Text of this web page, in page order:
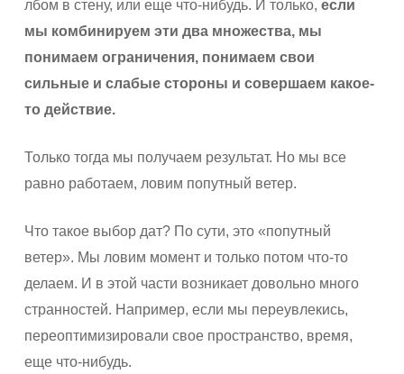
лбом в стену, или еще что-нибудь. И только, если
мы комбинируем эти два множества, мы
понимаем ограничения, понимаем свои
сильные и слабые стороны и совершаем какое-
то действие.
Только тогда мы получаем результат. Но мы все
равно работаем, ловим попутный ветер.
Что такое выбор дат? По сути, это «попутный
ветер». Мы ловим момент и только потом что-то
делаем. И в этой части возникает довольно много
странностей. Например, если мы переувлекись,
переоптимизировали свое пространство, время,
еще что-нибудь.